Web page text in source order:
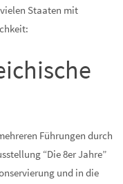
Staaten mit
Führungen durch
“Die 8er Jahre”
und in die